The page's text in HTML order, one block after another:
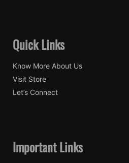
Quick Links
Know More About Us
Visit Store
Let’s Connect
Important Links